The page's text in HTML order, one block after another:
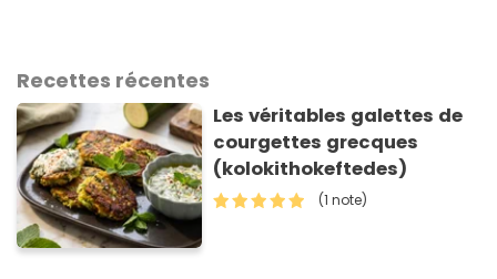
Recettes récentes
Les véritables galettes de
courgettes grecques
(kolokithokeftedes)
(1 note)